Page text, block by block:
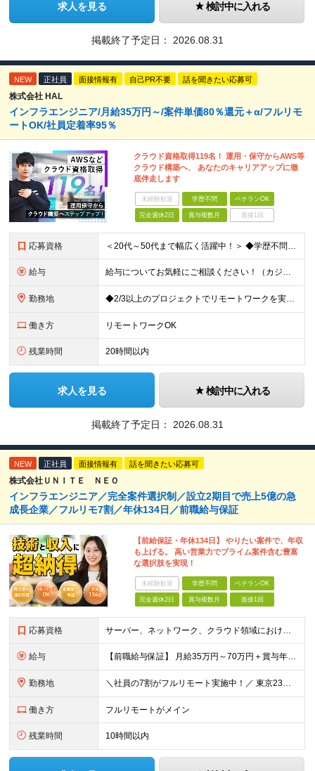
求人を見る 検討中に入れる
掲載終了予定日： 2026.08.31
NEW 正社員 面接情報有 自己PR不要 話を聞きたい応募可
株式会社 HAL
インフラエンジニア/月給35万円～/案件単価80％還元＋α/フルリモ
ートOK/社員定着率95％
クラウド資格取得119名！ 運用・保守からAWS等
クラウド構築へ、 あなたのキャリアアップに徹
底伴走します
未経験歓迎 学歴不問 ベテランOK
完全週休2日 賞与複数月 面接1回
応募資格 ＜20代～50代まで幅広く活躍中！＞ ◆学歴不問 ◆何らかのインフラ関連の実務経験 ★経験年数不問/運用監視レベルも歓迎 ＜こんな方は大歓迎！＞ ◎今の収入に不満がある ◎もっと上流の案件で活躍した
給与 給与についてお気軽にご相談ください！（カジュアル面談可能） 月給35万円～＋各種手当＋賞与2回 ※固定残業代は、時間外労働の有無に関わらず40時間分を87,500円～支給 ※超過分は別途支給 ※試用
勤務地 ◆2/3以上のプロジェクトでリモートワークを実施中！ ≪自社拠点≫ ・東京本社／東京都千代田区丸の内二丁目6番1号 丸の内パークビルディング6階 ・関西支社／⼤阪府⼤阪市中央区安⼟町2-3-13 ⼤
働き方 リモートワークOK
残業時間 20時間以内
求人を見る 検討中に入れる
掲載終了予定日： 2026.08.31
NEW 正社員 面接情報有 話を聞きたい応募可
株式会社ＵＮＩＴＥ ＮＥＯ
インフラエンジニア／完全案件選択制／設立2期目で売上5億の急
成長企業／フルリモ7割／年休134日／前職給与保証
【前給保証・年休134日】 やりたい案件で、年収
も上げる。 高い営業力でプライム案件含む豊富
な選択肢を実現！
未経験歓迎 学歴不問 ベテランOK
完全週休2日 賞与複数月 面接1回
応募資格 サーバー、ネットワーク、クラウド領域におけるインフラエンジニアとしての何らかの実務経験（年数不問） ※設計、構築、運用保守、監視等 少しでも実務経験があれば、まずは気軽にエントリーしてみてください！
給与 【前職給与保証】 月給35万円～70万円＋賞与年2回＋各種手当 ※前職の給与・スキル・経験を考慮の上、決定いたします。 ※月給には固定残業代（月30時間分／5万円～10万円）を含みます。超過分は別途
勤務地 ＼社員の7割がフルリモート実施中！／ 東京23区内など1都3県を中心としたプロジェクト先での勤務となります。 ※勤務地は希望を考慮します ≪本社≫ 東京都渋谷区恵比寿南1丁目3番7号 隅越ビル5階
働き方 フルリモートがメイン
残業時間 10時間以内